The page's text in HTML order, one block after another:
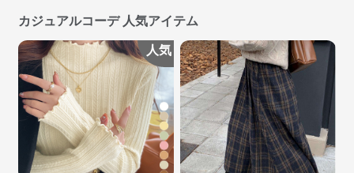
カジュアルコーデ 人気アイテム
人気